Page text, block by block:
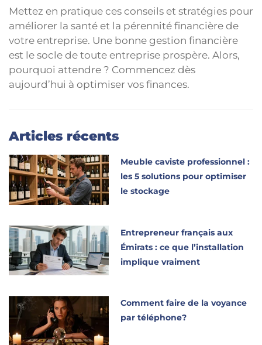
Mettez en pratique ces conseils et stratégies pour
améliorer la santé et la pérennité financière de
votre entreprise. Une bonne gestion financière
est le socle de toute entreprise prospère. Alors,
pourquoi attendre ? Commencez dès
aujourd’hui à optimiser vos finances.
Articles récents
Meuble caviste professionnel :
les 5 solutions pour optimiser
le stockage
Entrepreneur français aux
Émirats : ce que l’installation
implique vraiment
Comment faire de la voyance
par téléphone?